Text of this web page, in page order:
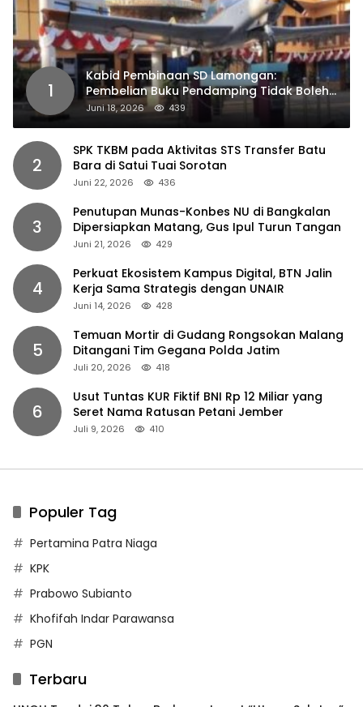
1
Kabid Pembinaan SD Lamongan:
Pembelian Buku Pendamping Tidak Boleh
Dipaksakan
Juni 18, 2026 439
2
SPK TKBM pada Aktivitas STS Transfer Batu
Bara di Satui Tuai Sorotan
Juni 22, 2026 436
3
Penutupan Munas-Konbes NU di Bangkalan
Dipersiapkan Matang, Gus Ipul Turun Tangan
Juni 21, 2026 429
4
Perkuat Ekosistem Kampus Digital, BTN Jalin
Kerja Sama Strategis dengan UNAIR
Juni 14, 2026 428
5
Temuan Mortir di Gudang Rongsokan Malang
Ditangani Tim Gegana Polda Jatim
Juli 20, 2026 418
6
Usut Tuntas KUR Fiktif BNI Rp 12 Miliar yang
Seret Nama Ratusan Petani Jember
Juli 9, 2026 410
Populer Tag
Pertamina Patra Niaga
KPK
Prabowo Subianto
Khofifah Indar Parawansa
PGN
Terbaru